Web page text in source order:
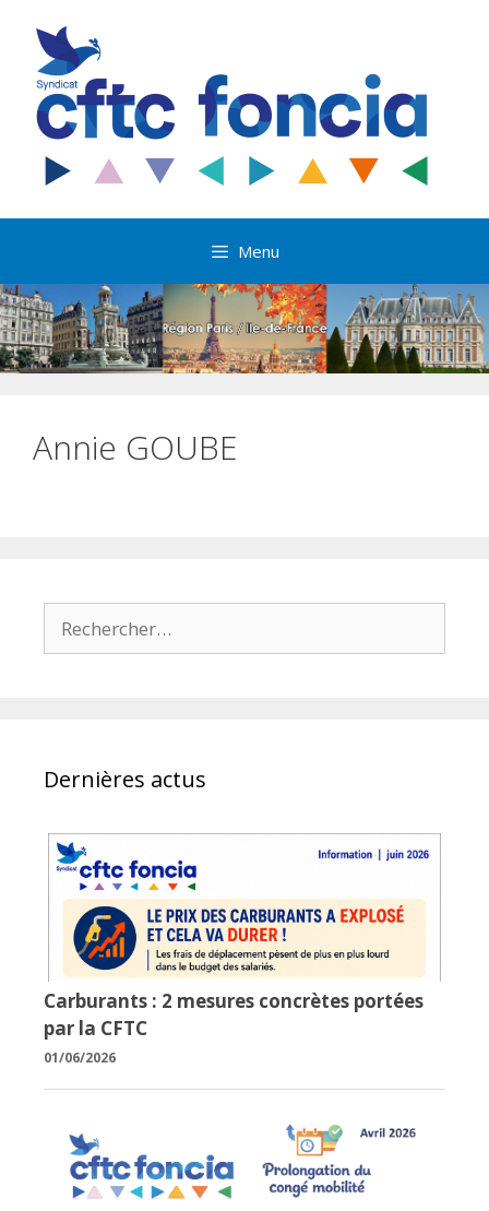
contenu
Menu
Annie GOUBE
Dernières actus
Carburants : 2 mesures concrètes portées
par la CFTC
01/06/2026